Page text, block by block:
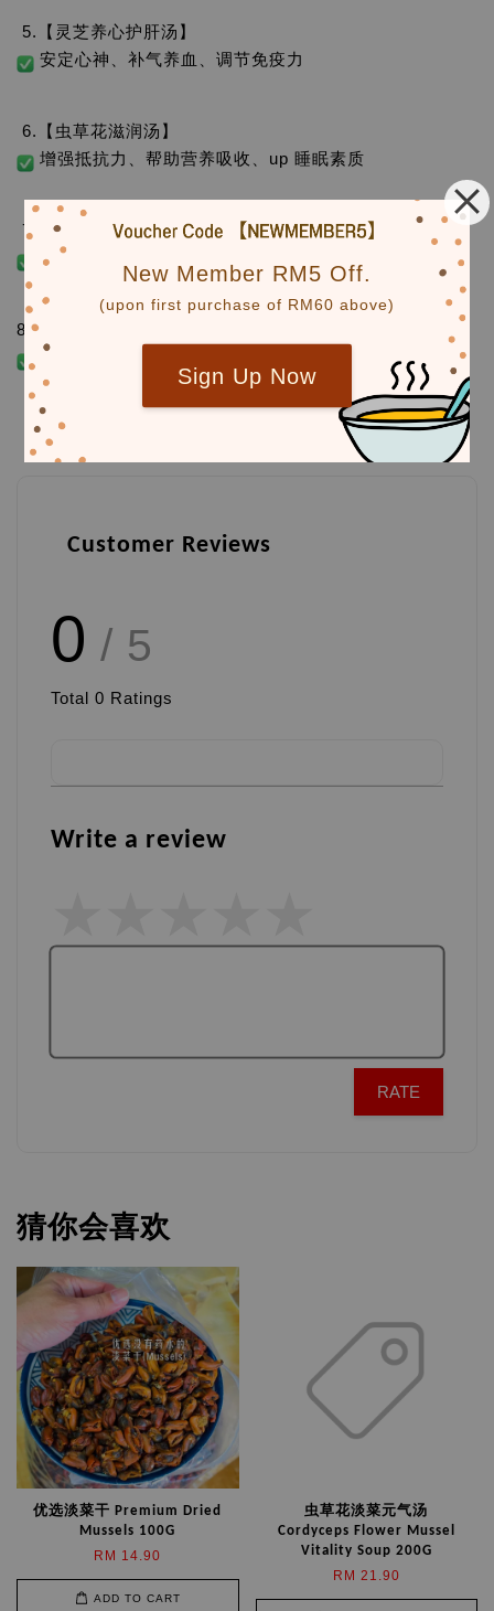
New Member RM5 Off.
(upon first purchase of RM60 above)
Sign Up Now
5.【灵芝养心护肝汤】
安定心神、补气养血、调节免疫力
6.【虫草花滋润汤】
增强抵抗力、帮助营养吸收、up 睡眠素质
7.【太子参黄芪益气汤】
提高免疫力、对经常感冒伤风、体质弱的小孩最好
8.【虫草花健脾益肾汤】
平喘润肺；对气管炎、提高食欲、增强体质效果很好
Customer Reviews
0 / 5
Total 0 Ratings
Write a review
RATE
猜你会喜欢
优选淡菜干 Premium Dried
Mussels 100G
RM 14.90
ADD TO CART
虫草花淡菜元气汤
Cordyceps Flower Mussel
Vitality Soup 200G
RM 21.90